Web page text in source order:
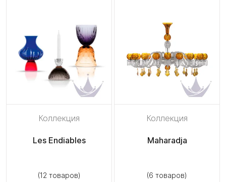
Коллекция
Les Endiables
(12 товаров)
Коллекция
Maharadja
(6 товаров)